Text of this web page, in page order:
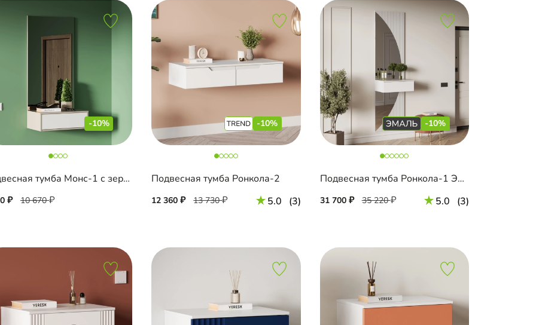
-10%
Подвесная тумба Монс-1 с зеркалом
10 670
-10%
Подвесная тумба Ронкола-2
12 360 13 730 5.0 (3)
-10%
Подвесная тумба Ронкола-1 Эмаль с зеркалом
31 700 35 220 5.0 (3)